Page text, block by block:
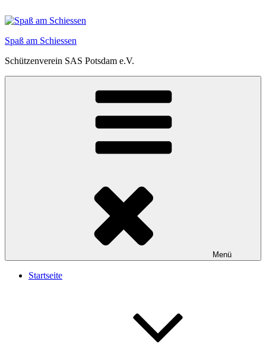
Inhalt
Spaß am Schiessen
Schützenverein SAS Potsdam e.V.
Menü
Startseite